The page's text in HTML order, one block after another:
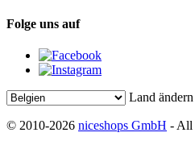
Folge uns auf
Land ändern
© 2010-2026 niceshops GmbH - All